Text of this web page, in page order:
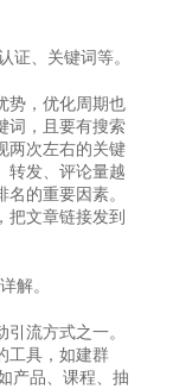
证、关键词等。
势，优化周期也
词，且要有搜索
两次左右的关键
转发、评论量越
的重要因素。
把文章链接发到
解。
流方式之一。
工具，如建群
产品、课程、抽